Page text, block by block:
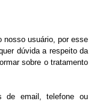
nosso usuário, por esse
dúvida a respeito da
sobre o tratamento
de email, telefone ou